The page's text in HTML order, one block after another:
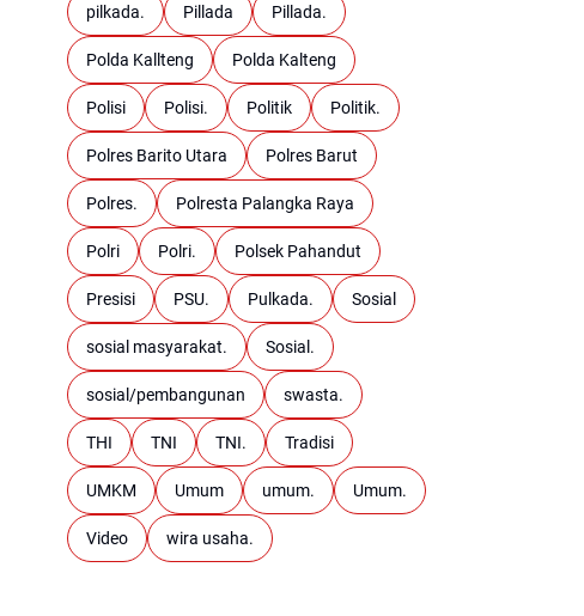
pilkada. Pillada Pillada.
Polda Kallteng Polda Kalteng
Polisi Polisi. Politik Politik.
Polres Barito Utara Polres Barut
Polres. Polresta Palangka Raya
Polri Polri. Polsek Pahandut
Presisi PSU. Pulkada. Sosial
sosial masyarakat. Sosial.
sosial/pembangunan swasta.
THI TNI TNI. Tradisi
UMKM Umum umum. Umum.
Video wira usaha.